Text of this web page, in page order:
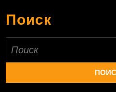
Поиск